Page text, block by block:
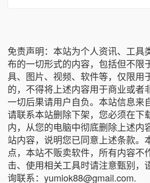
免责声明：本站为个人资讯、工具
布的一切形式的内容，包括但不限
具、图片、视频、软件等，仅限用
的，不得将上述内容用于商业或者
一切后果请用户自负。本站信息来
请联系本站删除下架，您必须在下
内，从您的电脑中彻底删除上述内
站内容，说明您已同意上述条款。
点，本站不贩卖软件，所有内容不
击、使用相关工具时请注意甄别，
询联系：yumiok88@gmail.com.